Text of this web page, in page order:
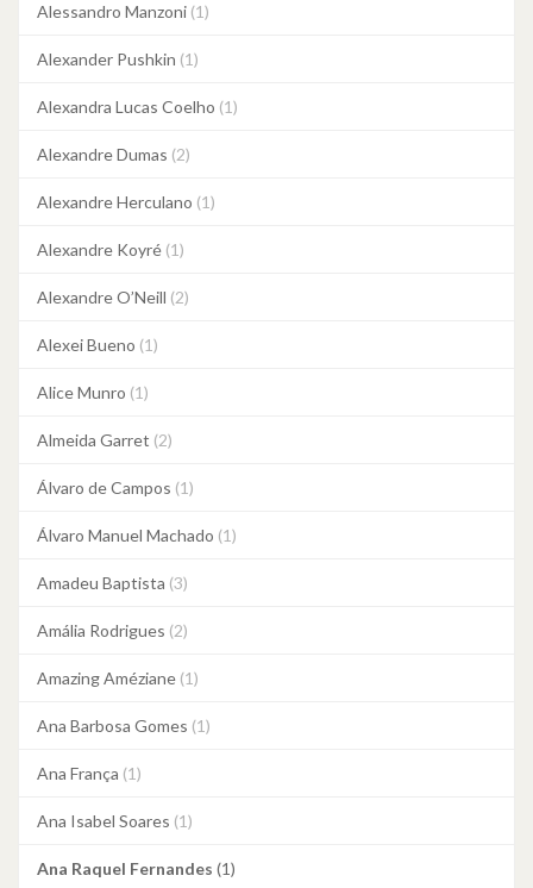
Alessandro Manzoni (1)
Alexander Pushkin (1)
Alexandra Lucas Coelho (1)
Alexandre Dumas (2)
Alexandre Herculano (1)
Alexandre Koyré (1)
Alexandre O’Neill (2)
Alexei Bueno (1)
Alice Munro (1)
Almeida Garret (2)
Álvaro de Campos (1)
Álvaro Manuel Machado (1)
Amadeu Baptista (3)
Amália Rodrigues (2)
Amazing Améziane (1)
Ana Barbosa Gomes (1)
Ana França (1)
Ana Isabel Soares (1)
Ana Raquel Fernandes (1)